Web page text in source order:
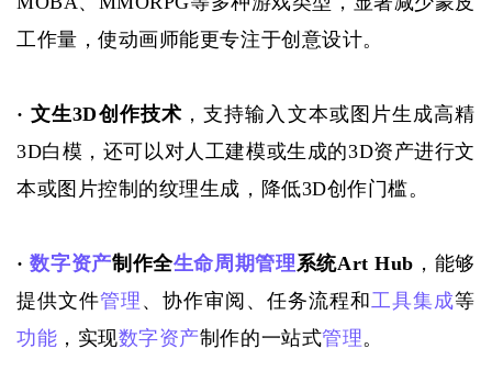
工作量，使动画师能更专注于创意设计。
· 文生3D创作技术 ，支持输入文本或图片生成高精
3D白模，还可以对人工建模或生成的3D资产进行文
本或图片控制的纹理生成，降低3D创作门槛。
· 数字资产制作全生命周期管理系统Art Hub ， 能够
提供文件管理 、协作审阅、任务流程和工具集成等
功能 ，实现数字资产制作的一站式管理。